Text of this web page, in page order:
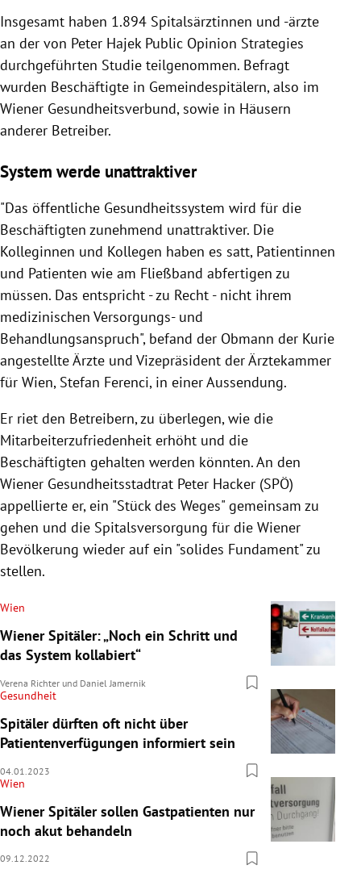
Insgesamt haben 1.894 Spitalsärztinnen und -ärzte
an der von Peter Hajek Public Opinion Strategies
durchgeführten Studie teilgenommen. Befragt
wurden Beschäftigte in Gemeindespitälern, also im
Wiener Gesundheitsverbund, sowie in Häusern
anderer Betreiber.
System werde unattraktiver
"Das öffentliche Gesundheitssystem wird für die
Beschäftigten zunehmend unattraktiver. Die
Kolleginnen und Kollegen haben es satt, Patientinnen
und Patienten wie am Fließband abfertigen zu
müssen. Das entspricht - zu Recht - nicht ihrem
medizinischen Versorgungs- und
Behandlungsanspruch", befand der Obmann der Kurie
angestellte Ärzte und Vizepräsident der Ärztekammer
für Wien, Stefan Ferenci, in einer Aussendung.
Er riet den Betreibern, zu überlegen, wie die
Mitarbeiterzufriedenheit erhöht und die
Beschäftigten gehalten werden könnten. An den
Wiener Gesundheitsstadtrat Peter Hacker (SPÖ)
appellierte er, ein "Stück des Weges" gemeinsam zu
gehen und die Spitalsversorgung für die Wiener
Bevölkerung wieder auf ein "solides Fundament" zu
stellen.
Wien
Wiener Spitäler: „Noch ein Schritt und
das System kollabiert“
Verena Richter und Daniel Jamernik
Gesundheit
Spitäler dürften oft nicht über
Patientenverfügungen informiert sein
04.01.2023
Wien
Wiener Spitäler sollen Gastpatienten nur
noch akut behandeln
09.12.2022